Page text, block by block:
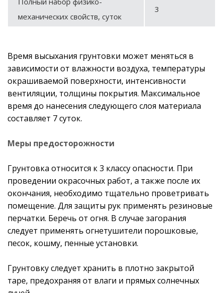
механических свойств, суток
3
Время высыхания грунтовки может меняться в
зависимости от влажности воздуха, температуры
окрашиваемой поверхности, интенсивности
вентиляции, толщины покрытия. Максимальное
время до нанесения следующего слоя материала
составляет 7 суток.
Меры предосторожности
Грунтовка относится к 3 классу опасности. При
проведении окрасочных работ, а также после их
окончания, необходимо тщательно проветривать
помещение. Для защиты рук применять резиновые
перчатки. Беречь от огня. В случае загорания
следует применять огнетушители порошковые,
песок, кошму, пенные установки.
Грунтовку следует хранить в плотно закрытой
таре, предохраняя от влаги и прямых солнечных